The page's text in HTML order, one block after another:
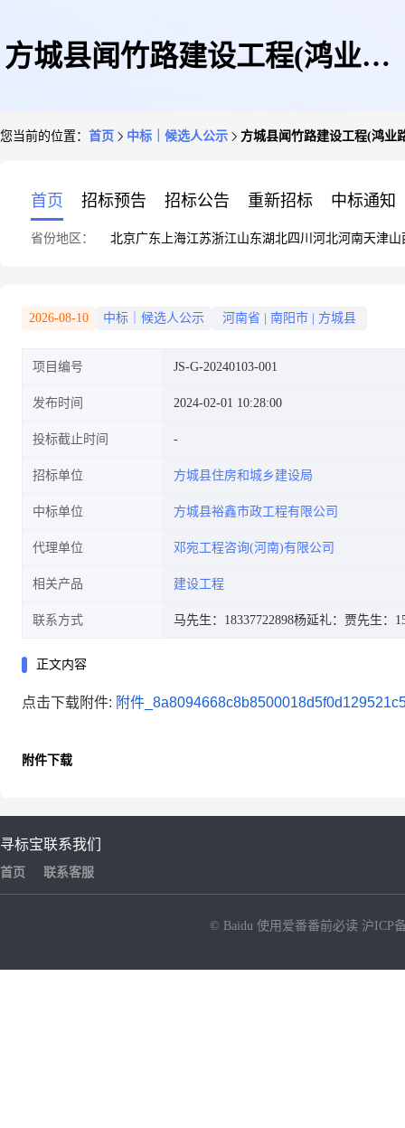
方城县闻竹路建设工程(鸿业路-
您当前的位置： 首页 中标｜候选人公示 方城县闻竹路建设工程(鸿业
首页 招标预告 招标公告 重新招标 中标通知
省份地区： 北京广东 上海江苏浙江山东湖北四川 河北河南天津山
2026-08-10 中标｜候选人公示 河南省 南阳市 方城县
项目编号 JS-G-20240103-001
发布时间 2024-02-01 10:28:00
投标截止时间
招标单位 方城县住房和城乡建设局
中标单位 方城县裕鑫市政工程有限公司
代理单位 邓宛工程咨询(河南)有限公司
相关产品 建设工程
联系方式 马先生：18337722898杨延礼： 贾先生：
正文内容
点击下载附件: 附件
附件下载
寻标宝
首页
联系我们
联系客服
© Baidu 使用爱番番前必读 沪ICP